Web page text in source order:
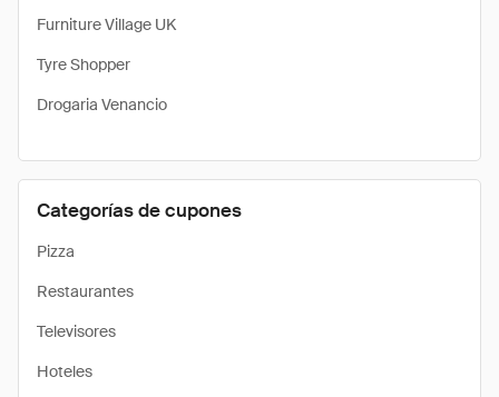
Furniture Village UK
Tyre Shopper
Drogaria Venancio
Categorías de cupones
Pizza
Restaurantes
Televisores
Hoteles